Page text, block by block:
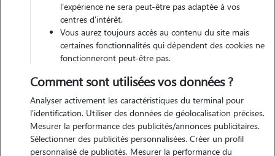
Motivation
passionnée par les animaux depuis très jeune, je me suis toujours
beaucoup renseignée à leur sujet. c'est pourquoi aujourd'hui je
l'expérience ne sera peut-être pas adaptée à vos
centres d'intérêt.
Vous aurez toujours accès au contenu du site mais
certaines fonctionnalités qui dépendent des cookies ne
fonctionneront peut-être pas.
Comment sont utilisées vos données ?
Analyser activement les caractéristiques du terminal pour
l'identification. Utiliser des données de géolocalisation précises.
Mesurer la performance des publicités/annonces publicitaires.
Sélectionner des publicités personnalisées. Créer un profil
personnalisé de publicités. Mesurer la performance du